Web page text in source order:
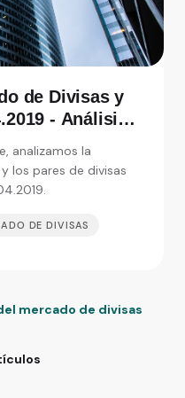
de Divisas y
- Análisis
analizamos la
los pares de divisas
DE DIVISAS
mercado de divisas